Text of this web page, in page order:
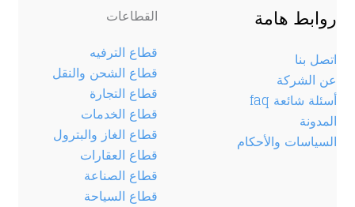
روابط هامة
اتصل بنا
عن الشركة
أسئلة شائعة faq
المدونة
السياسات والأحكام
القطاعات
قطاع الترفيه
قطاع الشحن والنقل
قطاع التجارة
قطاع الخدمات
قطاع الغاز والبترول
قطاع العقارات
قطاع الصناعة
قطاع السياحة